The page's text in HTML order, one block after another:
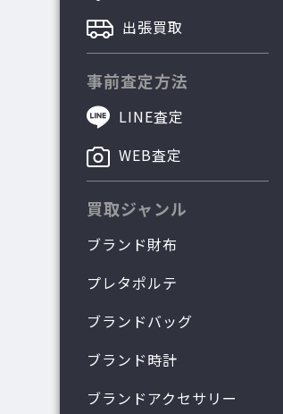
出張買取
事前査定方法
LINE査定
WEB査定
買取ジャンル
ブランド財布
プレタポルテ
ブランドバッグ
ブランド時計
ブランドアクセサリー